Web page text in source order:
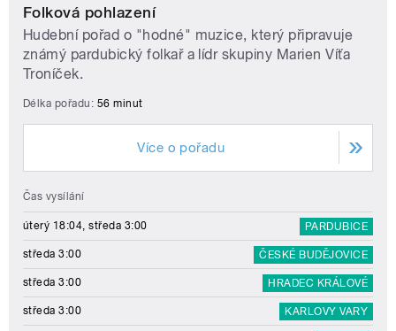
Folková pohlazení
Hudební pořad o "hodné" muzice, který připravuje
známý pardubický folkař a lídr skupiny Marien Víťa
Troníček.
Délka pořadu: 56 minut
Více o pořadu
Čas vysílání
úterý 18:04, středa 3:00 PARDUBICE
středa 3:00 ČESKÉ BUDĚJOVICE
středa 3:00 HRADEC KRÁLOVÉ
středa 3:00 KARLOVY VARY